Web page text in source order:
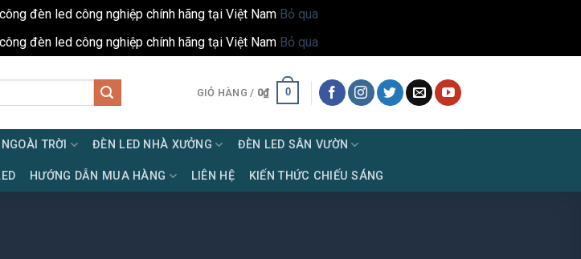
đèn led công nghiệp chính hãng tại Việt Nam Bỏ qua
đèn led công nghiệp chính hãng tại Việt Nam Bỏ qua
GIỎ HÀNG / 0₫ 0
TRỜI ĐÈN LED NHÀ XƯỞNG ĐÈN LED SÂN VƯỜN
HƯỚNG DẪN MUA HÀNG LIÊN HỆ KIẾN THỨC CHIẾU SÁNG